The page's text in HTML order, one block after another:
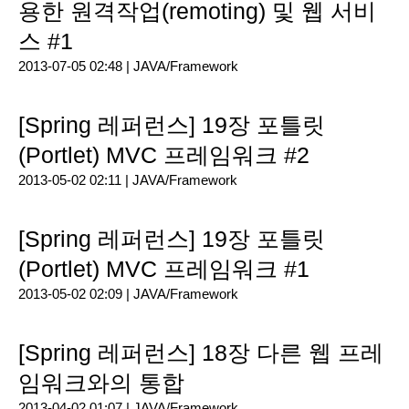
용한 원격작업(remoting) 및 웹 서비
스 #1
2013-07-05 02:48 | JAVA/Framework
[Spring 레퍼런스] 19장 포틀릿
(Portlet) MVC 프레임워크 #2
2013-05-02 02:11 | JAVA/Framework
[Spring 레퍼런스] 19장 포틀릿
(Portlet) MVC 프레임워크 #1
2013-05-02 02:09 | JAVA/Framework
[Spring 레퍼런스] 18장 다른 웹 프레
임워크와의 통합